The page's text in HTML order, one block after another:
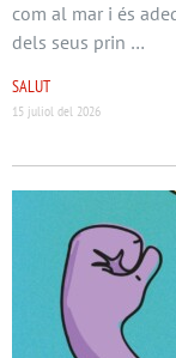
com al mar i és
dels seus prin …
SALUT
15 juliol del 2026